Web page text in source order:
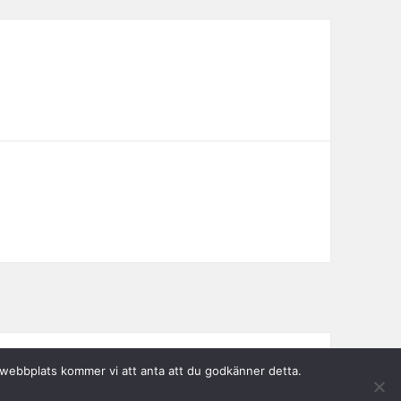
kommer vi att anta att du godkänner detta.